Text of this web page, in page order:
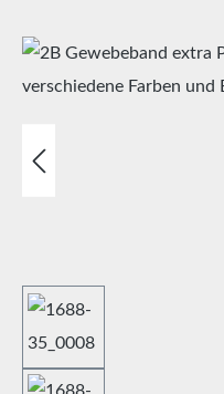
Bildergalerie überspringen